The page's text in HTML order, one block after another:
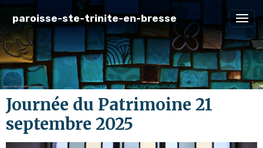
paroisse-ste-trinite-en-bresse
Journée du Patrimoine 21
septembre 2025